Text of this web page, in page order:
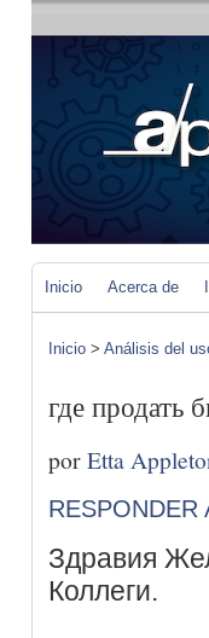
Inicio Acerca de
Inicio > Análisis del
где продать
porEtta
RESPONDER
Здравия
Коллеги.